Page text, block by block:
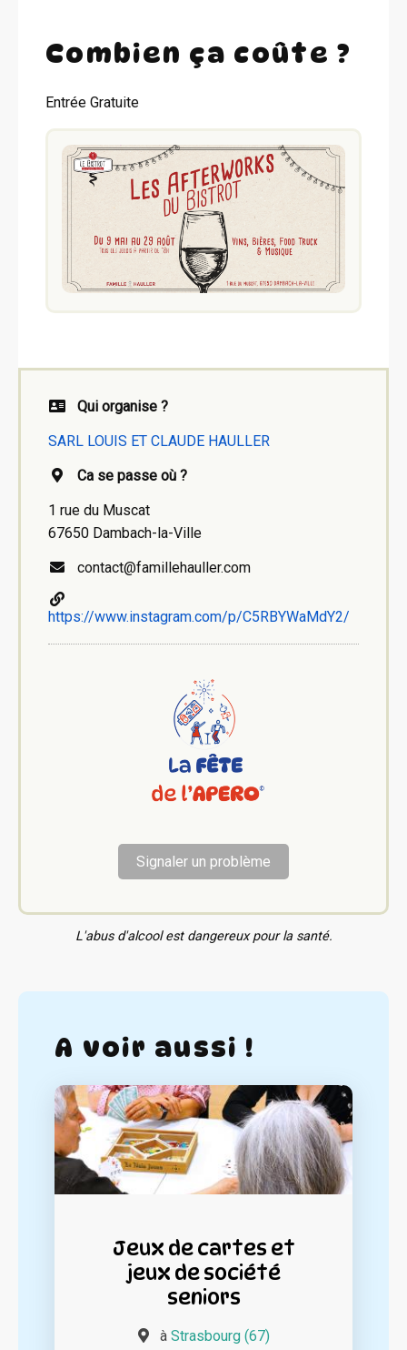
Combien ça coûte ?
Entrée Gratuite
Qui organise ?
SARL LOUIS ET CLAUDE HAULLER
Ca se passe où ?
1 rue du Muscat
67650 Dambach-la-Ville
contact@famillehauller.com
https://www.instagram.com/p/C5RBYWaMdY2/
Signaler un problème
L'abus d'alcool est dangereux pour la santé.
A voir aussi !
Jeux de cartes et
jeux de société
seniors
à Strasbourg (67)